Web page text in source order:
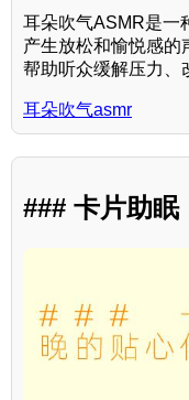
耳朵吹气ASMR是一
产生放松和愉悦感的
帮助听众缓解压力、
耳朵吹气asmr
### 卡片助眠